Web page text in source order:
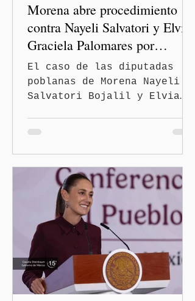
Morena abre procedimiento
contra Nayeli Salvatori y Elvia
Graciela Palomares por
discriminación y burlas
El caso de las diputadas
poblanas de Morena Nayeli
Salvatori Bojalil y Elvia
partido. La Comisión
Nacional de Honestidad y
Justicia (CNHJ) de Morena
inició formalmente un
procedimiento sancionador
de oficio contra ambas
legisladoras por las
expresiones realizadas en
el podcast DesCasadas,
luego de que sus